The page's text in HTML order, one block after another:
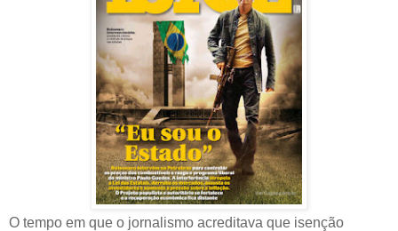
O tempo em que o jornalismo acreditava que isenção